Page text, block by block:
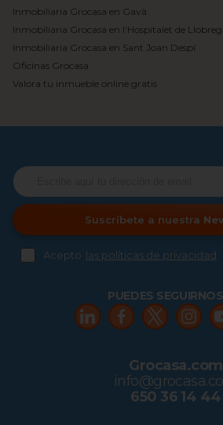
Inmobiliaria Grocasa en Gavà
Inmobiliaria Grocasa en l'Hospitalet de
Inmobiliaria Grocasa en Sant Joan Despí
Oficinas Grocasa
Valora tu inmueble online gratis
Suscríbete a nuestra
Acepto las políticas de privacidad
PUEDES
Grocasa.com
650 36 14 44